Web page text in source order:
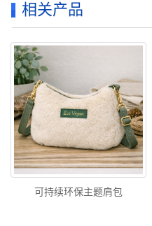
相关产品
可持续环保主题肩包